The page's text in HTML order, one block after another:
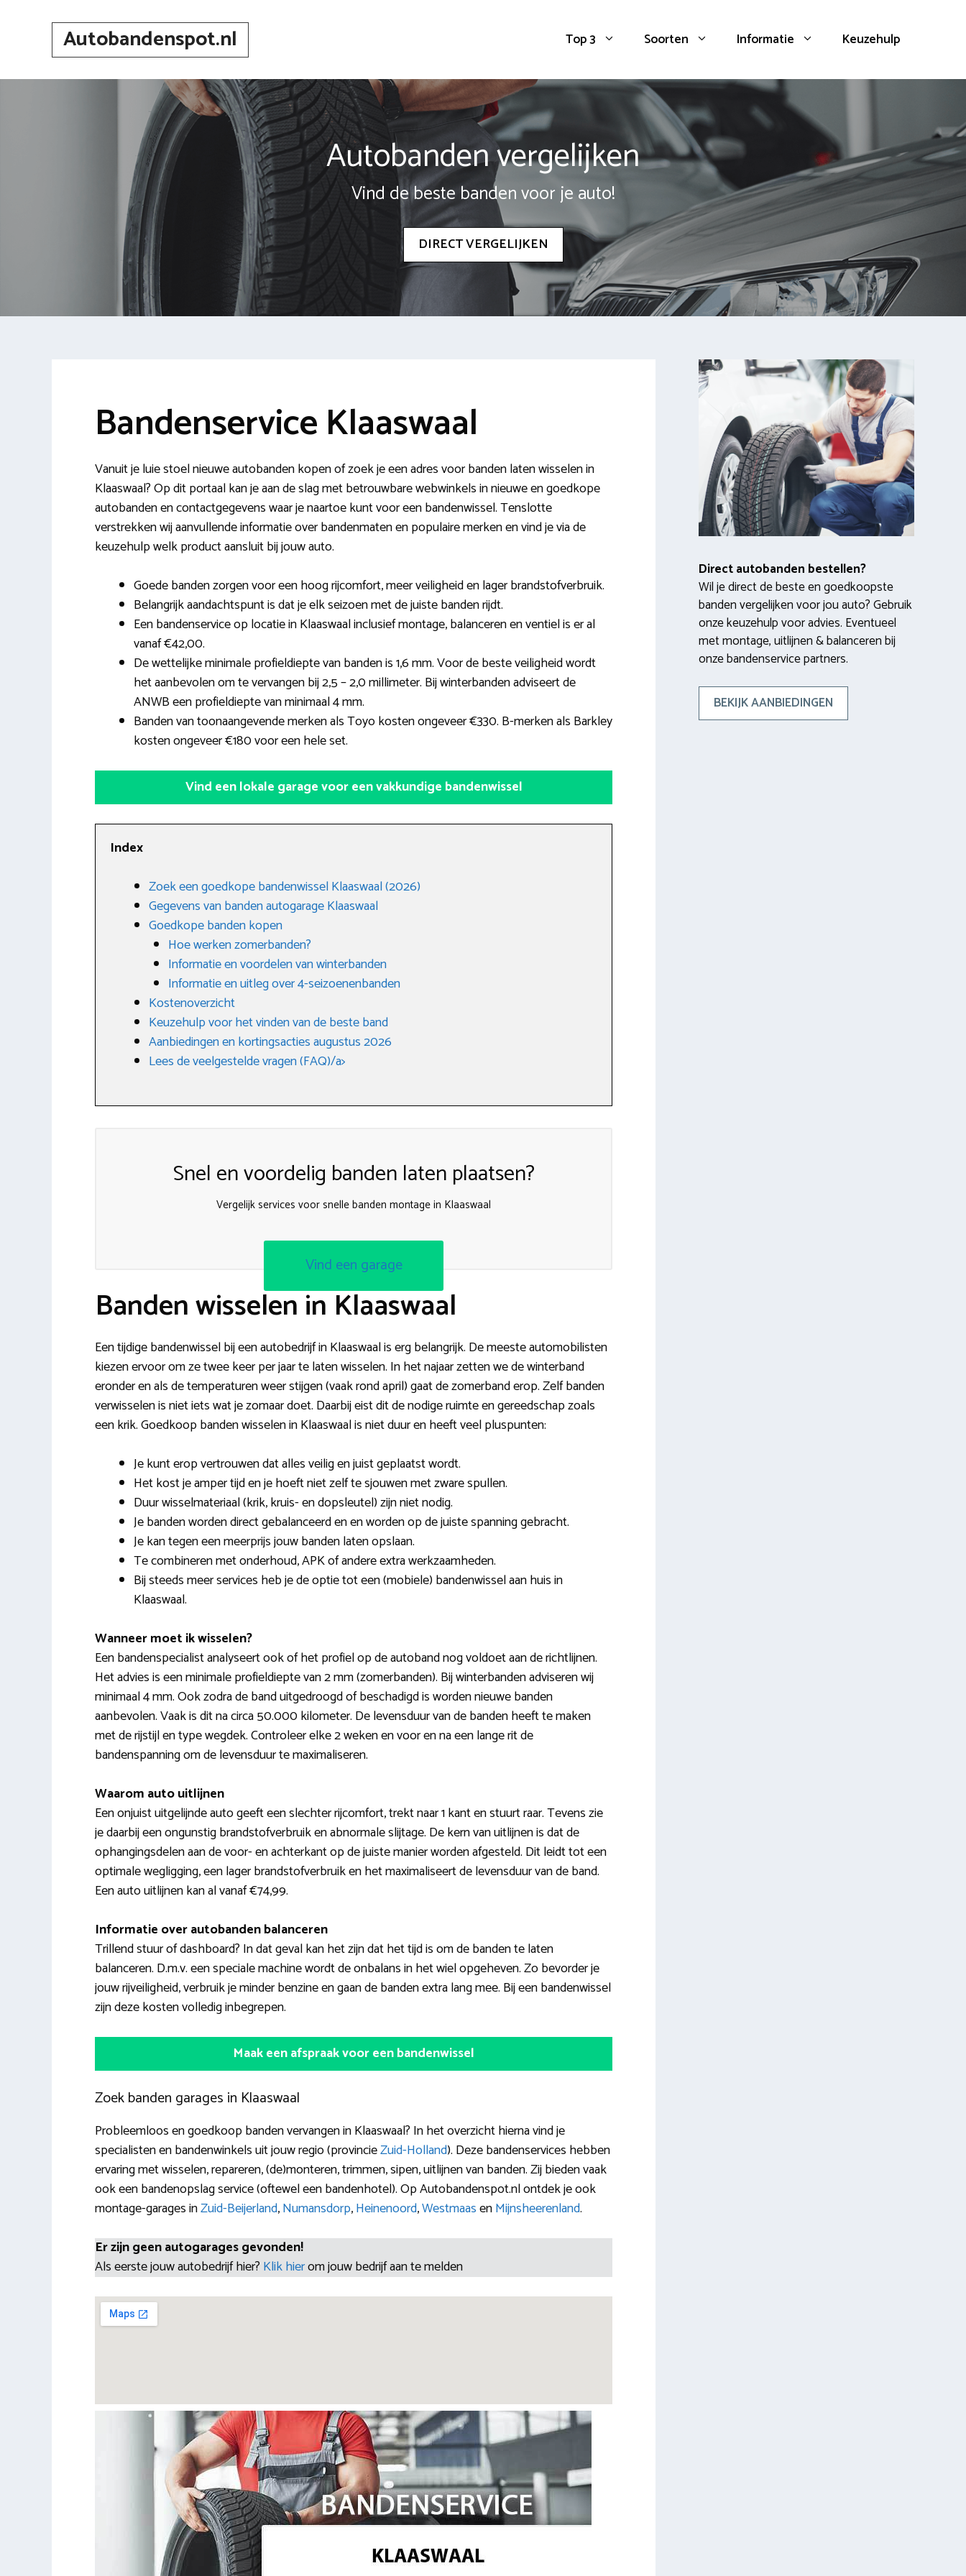
Autobandenspot.nl Top 3 Soorten Informatie Keuzehulp
Autobanden vergelijken
Vind de beste banden voor je auto!
DIRECT VERGELIJKEN
Bandenservice Klaaswaal
Vanuit je luie stoel nieuwe autobanden kopen of zoek je een adres voor banden laten wisselen in
Klaaswaal? Op dit portaal kan je aan de slag met betrouwbare webwinkels in nieuwe en goedkope
autobanden en contactgegevens waar je naartoe kunt voor een bandenwissel. Tenslotte
verstrekken wij aanvullende informatie over bandenmaten en populaire merken en vind je via de
keuzehulp welk product aansluit bij jouw auto.
Goede banden zorgen voor een hoog rijcomfort, meer veiligheid en lager brandstofverbruik.
Belangrijk aandachtspunt is dat je elk seizoen met de juiste banden rijdt.
Een bandenservice op locatie in Klaaswaal inclusief montage, balanceren en ventiel is er al
vanaf €42,00.
De wettelijke minimale profieldiepte van banden is 1,6 mm. Voor de beste veiligheid wordt
het aanbevolen om te vervangen bij 2,5 – 2,0 millimeter. Bij winterbanden adviseert de
ANWB een profieldiepte van minimaal 4 mm.
Banden van toonaangevende merken als Toyo kosten ongeveer €330. B-merken als Barkley
kosten ongeveer €180 voor een hele set.
Vind een lokale garage voor een vakkundige bandenwissel
Index
Zoek een goedkope bandenwissel Klaaswaal (2026)
Gegevens van banden autogarage Klaaswaal
Goedkope banden kopen
Hoe werken zomerbanden?
Informatie en voordelen van winterbanden
Informatie en uitleg over 4-seizoenenbanden
Kostenoverzicht
Keuzehulp voor het vinden van de beste band
Aanbiedingen en kortingsacties augustus 2026
Lees de veelgestelde vragen (FAQ)/a>
Snel en voordelig banden laten plaatsen?
Vergelijk services voor snelle banden montage in Klaaswaal
Vind een garage
Banden wisselen in Klaaswaal
Een tijdige bandenwissel bij een autobedrijf in Klaaswaal is erg belangrijk. De meeste automobilisten
kiezen ervoor om ze twee keer per jaar te laten wisselen. In het najaar zetten we de winterband
eronder en als de temperaturen weer stijgen (vaak rond april) gaat de zomerband erop. Zelf banden
verwisselen is niet iets wat je zomaar doet. Daarbij eist dit de nodige ruimte en gereedschap zoals
een krik. Goedkoop banden wisselen in Klaaswaal is niet duur en heeft veel pluspunten:
Je kunt erop vertrouwen dat alles veilig en juist geplaatst wordt.
Het kost je amper tijd en je hoeft niet zelf te sjouwen met zware spullen.
Duur wisselmateriaal (krik, kruis- en dopsleutel) zijn niet nodig.
Je banden worden direct gebalanceerd en en worden op de juiste spanning gebracht.
Je kan tegen een meerprijs jouw banden laten opslaan.
Te combineren met onderhoud, APK of andere extra werkzaamheden.
Bij steeds meer services heb je de optie tot een (mobiele) bandenwissel aan huis in
Klaaswaal.
Wanneer moet ik wisselen?
Een bandenspecialist analyseert ook of het profiel op de autoband nog voldoet aan de richtlijnen.
Het advies is een minimale profieldiepte van 2 mm (zomerbanden). Bij winterbanden adviseren wij
minimaal 4 mm. Ook zodra de band uitgedroogd of beschadigd is worden nieuwe banden
aanbevolen. Vaak is dit na circa 50.000 kilometer. De levensduur van de banden heeft te maken
met de rijstijl en type wegdek. Controleer elke 2 weken en voor en na een lange rit de
bandenspanning om de levensduur te maximaliseren.
Waarom auto uitlijnen
Een onjuist uitgelijnde auto geeft een slechter rijcomfort, trekt naar 1 kant en stuurt raar. Tevens zie
je daarbij een ongunstig brandstofverbruik en abnormale slijtage. De kern van uitlijnen is dat de
ophangingsdelen aan de voor- en achterkant op de juiste manier worden afgesteld. Dit leidt tot een
optimale wegligging, een lager brandstofverbruik en het maximaliseert de levensduur van de band.
Een auto uitlijnen kan al vanaf €74,99.
Informatie over autobanden balanceren
Trillend stuur of dashboard? In dat geval kan het zijn dat het tijd is om de banden te laten
balanceren. D.m.v. een speciale machine wordt de onbalans in het wiel opgeheven. Zo bevorder je
jouw rijveiligheid, verbruik je minder benzine en gaan de banden extra lang mee. Bij een bandenwissel
zijn deze kosten volledig inbegrepen.
Maak een afspraak voor een bandenwissel
Zoek banden garages in Klaaswaal
Probleemloos en goedkoop banden vervangen in Klaaswaal? In het overzicht hierna vind je
specialisten en bandenwinkels uit jouw regio (provincieZuid-Holland). Deze bandenservices hebben
ervaring met wisselen, repareren, (de)monteren, trimmen, sipen, uitlijnen van banden. Zij bieden vaak
ook een bandenopslag service (oftewel een bandenhotel). Op Autobandenspot.nl ontdek je ook
montage-garages inZuid-Beijerland,Numansdorp,Heinenoord,WestmaasenMijnsheerenland.
Er zijn geen autogarages gevonden!
Als eerste jouw autobedrijf hier? Klik hierom jouw bedrijf aan te melden
Direct autobanden bestellen?
Wil je direct de beste en goedkoopste
banden vergelijken voor jou auto? Gebruik
onze keuzehulp voor advies. Eventueel
met montage, uitlijnen & balanceren bij
onze bandenservice partners.
BEKIJK AANBIEDINGEN